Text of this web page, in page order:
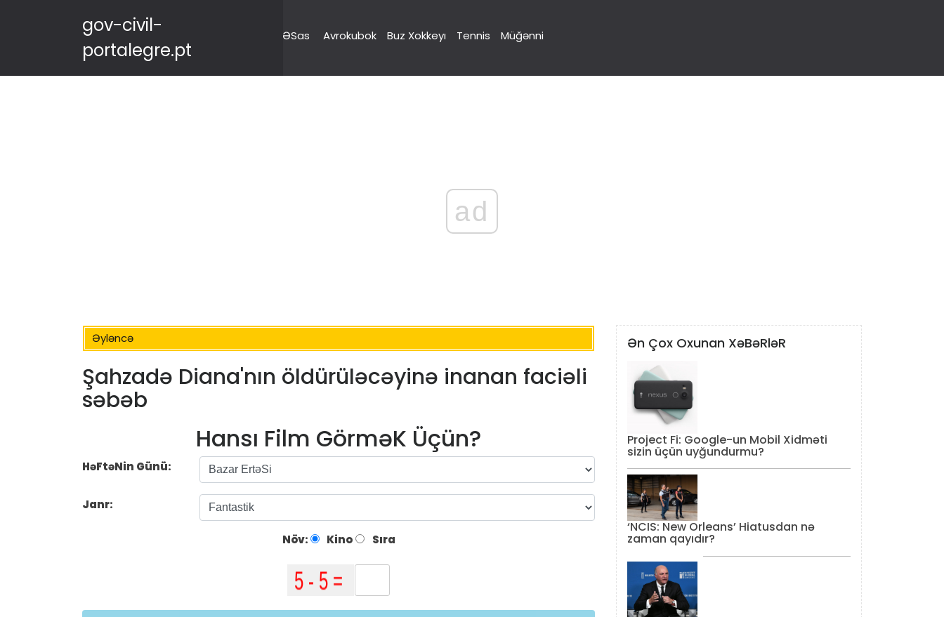
gov-civil-
portalegre.pt
ƏSas Avrokubok Buz Xokkeyı Tennis Müğənni
ad
Əyləncə
Şahzadə Diana'nın öldürüləcəyinə inanan faciəli
səbəb
Hansı Film GörməK Üçün?
HəFtəNin Günü:
Janr:
Növ: Kino Sıra
Ən Çox Oxunan XəBəRləR
Project Fi: Google-un Mobil Xidməti
sizin üçün uyğundurmu?
‘NCIS: New Orleans’ Hiatusdan nə
zaman qayıdır?